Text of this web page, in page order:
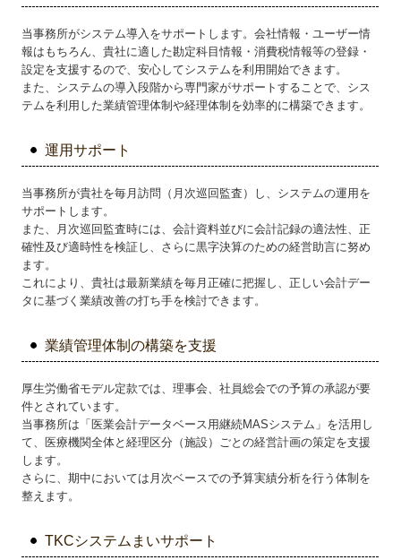
当事務所がシステム導入をサポートします。会社情報・ユーザー情
報はもちろん、貴社に適した勘定科目情報・消費税情報等の登録・
設定を支援するので、安心してシステムを利用開始できます。
また、システムの導入段階から専門家がサポートすることで、シス
テムを利用した業績管理体制や経理体制を効率的に構築できます。
運用サポート
当事務所が貴社を毎月訪問（月次巡回監査）し、システムの運用を
サポートします。
また、月次巡回監査時には、会計資料並びに会計記録の適法性、正
確性及び適時性を検証し、さらに黒字決算のための経営助言に努め
ます。
これにより、貴社は最新業績を毎月正確に把握し、正しい会計デー
タに基づく業績改善の打ち手を検討できます。
業績管理体制の構築を支援
厚生労働省モデル定款では、理事会、社員総会での予算の承認が要
件とされています。
当事務所は「医業会計データベース用継続MASシステム」を活用し
て、医療機関全体と経理区分（施設）ごとの経営計画の策定を支援
します。
さらに、期中においては月次ベースでの予算実績分析を行う体制を
整えます。
TKCシステムまいサポート